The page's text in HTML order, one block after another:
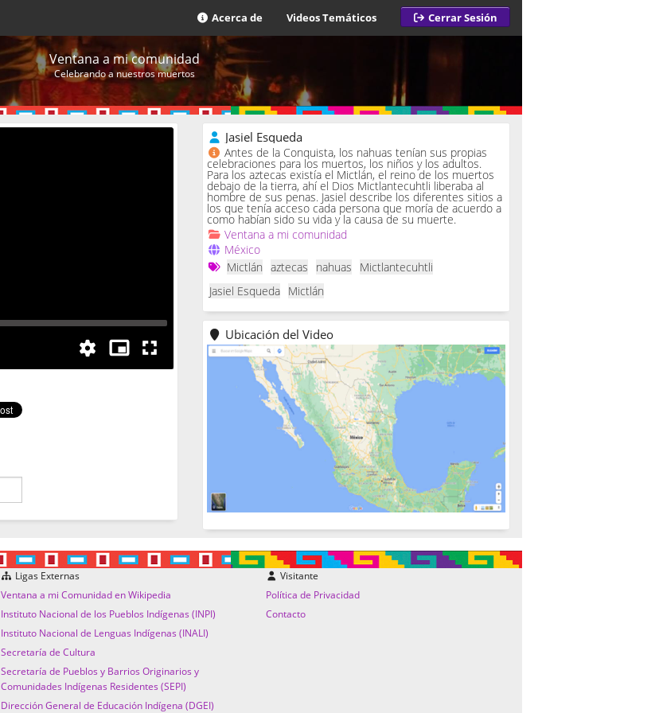
Acerca de Videos Temáticos Cerrar Sesión
Ventana a mi comunidad
Celebrando a nuestros muertos
Jasiel Esqueda
Antes de la Conquista, los nahuas tenían sus propias
celebraciones para los muertos, los niños y los adultos.
Para los aztecas existía el Mictlán, el reino de los muertos
debajo de la tierra, ahí el Dios Mictlantecuhtli liberaba al
hombre de sus penas. Jasiel describe los diferentes sitios a
los que tenía acceso cada persona que moría de acuerdo a
como habían sido su vida y la causa de su muerte.
Ventana a mi comunidad
México
Mictlán aztecas nahuas
Mictlantecuhtli
Jasiel Esqueda Mictlán
Ubicación del Video
Ligas Externas
Ventana a mi Comunidad en Wikipedia
Instituto Nacional de los Pueblos Indígenas (INPI)
Instituto Nacional de Lenguas Indígenas (INALI)
Secretaría de Cultura
Secretaría de Pueblos y Barrios Originarios y
Comunidades Indígenas Residentes (SEPI)
Dirección General de Educación Indígena (DGEI)
Visitante
Política de Privacidad
Contacto